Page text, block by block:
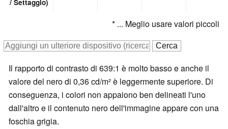
/ Settaggio)
* ... Meglio usare valori piccoli
Il rapporto di contrasto di 639:1 è molto basso e anche il
valore del nero di 0,36 cd/m² è leggermente superiore. Di
conseguenza, i colori non appaiono ben delineati l'uno
dall'altro e il contenuto nero dell'immagine appare con una
foschia grigia.